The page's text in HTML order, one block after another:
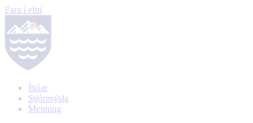
Fara í efni
Íbúar
Stjórnsýsla
Menning